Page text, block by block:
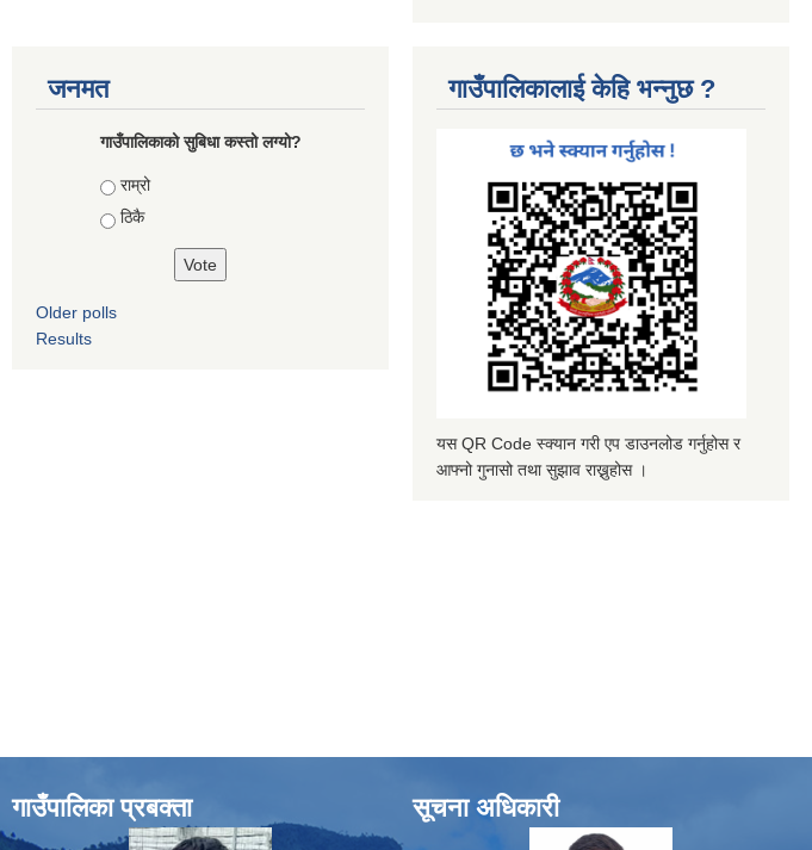
जनमत
गाउँपालिकाको सुबिधा कस्तो लग्यो?
Choices
राम्रो
ठिकै
Older polls
Results
गाउँपालिकालाई केहि भन्नुछ ?
यस QR Code स्क्यान गरी एप डाउनलोड गर्नुहोस र
आफ्नो गुनासो तथा सुझाव राख्नुहोस ।
गाउँपालिका प्रबक्ता सूचना अधिकारी